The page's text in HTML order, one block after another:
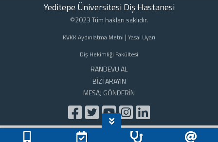
Yeditepe Üniversitesi Diş Hastanesi
©2023 Tüm hakları saklıdır.
KVKK Aydınlatma Metni | Yasal Uyarı
Diş Hekimliği Fakültesi
RANDEVU AL
BİZİ ARAYIN
MESAJ GÖNDERİN